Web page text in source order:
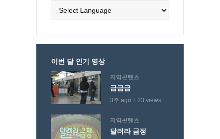
이번 달 인기 영상
지역콘텐츠
금금금
3주 ago 23 views
지역콘텐츠
달려라 금정